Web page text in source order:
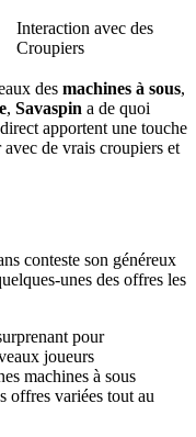
Interaction avec des
Croupiers
des machines à sous,
, Savaspin a de quoi
apportent une touche
de vrais croupiers et
conteste son généreux
unes des offres les
pour
joueurs
machines à sous
offres variées tout au